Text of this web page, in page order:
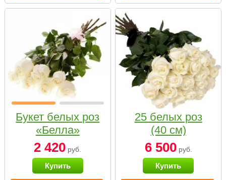
Букет белых роз
«Белла»
2 420 руб.
Купить
25 белых роз
(40 см)
6 500руб.
Купить